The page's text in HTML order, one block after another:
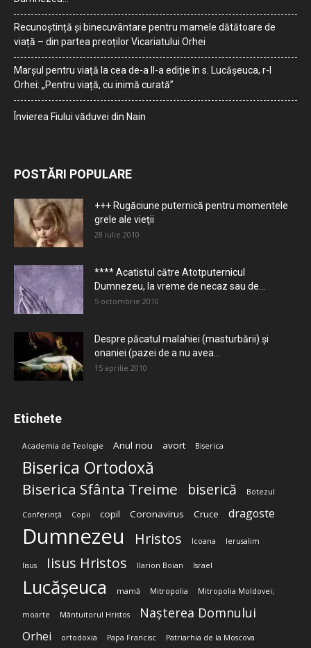
Recunoștință și binecuvântare pentru mamele dătătoare de
viață – din partea preoților Vicariatului Orhei
Marșul pentru viață la cea de-a II-a ediție în s. Lucășeuca, r-l
Orhei: „Pentru viață, cu inimă curată”
Învierea Fiului văduvei din Nain
POSTĂRI POPULARE
+++ Rugăciune puternică pentru momentele
grele ale vieţii
28 iulie 2010
**** Acatistul către Atotputernicul
Dumnezeu, la vreme de necaz sau de...
5 octombrie 2010
Despre păcatul malahiei (masturbării) şi
onaniei (pazei de a nu avea...
15 aprilie 2010
Etichete
Academia de Teologie Anul nou avort Biserica
Biserica Ortodoxă
Biserica Sfânta Treime biserică Botezul
Conferință Copii copil Coronavirus Cruce dragoste
Dumnezeu Hristos Icoana Ierusalim
Iisus Iisus Hristos Ilarion Boian Israel
Lucășeuca mamă Mitropolia Mitropolia Moldovei;
moarte Mântuitorul Hristos Nașterea Domnului
Orhei ortodoxia Papa Francisc Patriarhia de la Moscova